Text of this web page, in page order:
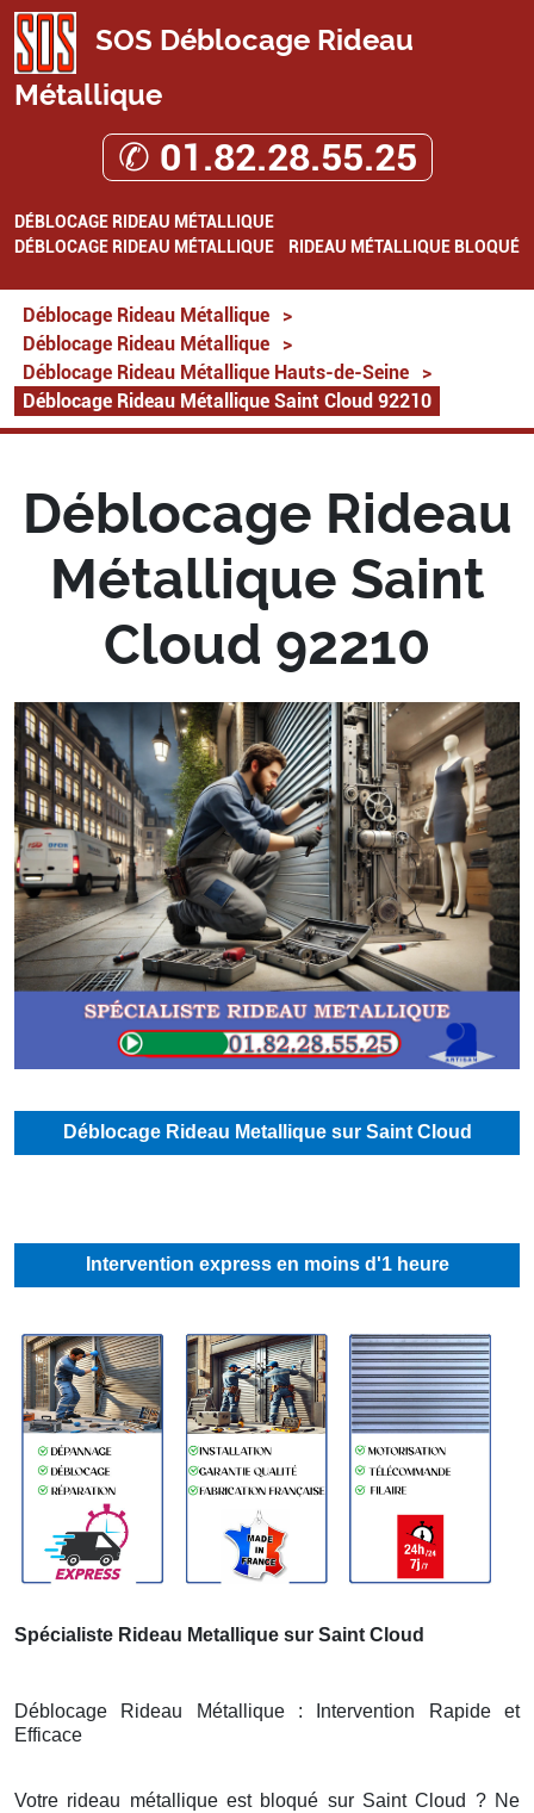
SOS Déblocage Rideau
Métallique
✆ 01.82.28.55.25
DÉBLOCAGE RIDEAU MÉTALLIQUE
DÉBLOCAGE RIDEAU MÉTALLIQUE
RIDEAU MÉTALLIQUE BLOQUÉ
Déblocage Rideau Métallique
>
Déblocage Rideau Métallique
>
Déblocage Rideau Métallique Hauts-de-Seine
>
Déblocage Rideau Métallique Saint Cloud 92210
Déblocage Rideau
Métallique Saint
Cloud 92210
Déblocage Rideau Metallique sur Saint Cloud
Intervention express en moins d'1 heure
Spécialiste Rideau Metallique sur Saint Cloud
Déblocage Rideau Métallique : Intervention Rapide et
Efficace
Votre rideau métallique est bloqué sur Saint Cloud ? Ne